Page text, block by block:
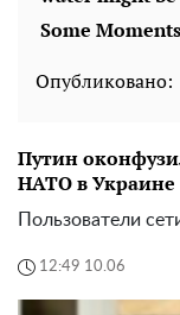
Опубликовано:
Путин
НАТО в Украине
Пользователи
12:49 10.06